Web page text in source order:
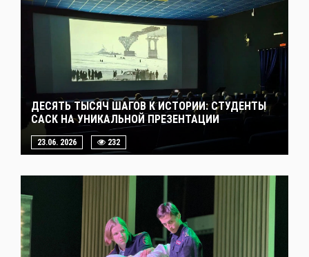
ДЕСЯТЬ ТЫСЯЧ ШАГОВ К ИСТОРИИ: СТУДЕНТЫ
САСК НА УНИКАЛЬНОЙ ПРЕЗЕНТАЦИИ
23.06. 2026 232